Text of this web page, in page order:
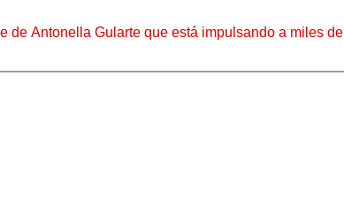
de Antonella Gularte que está impulsando a miles de